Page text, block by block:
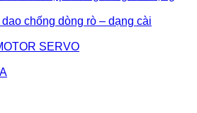
chống dòng rò – dạng cài
SERVO